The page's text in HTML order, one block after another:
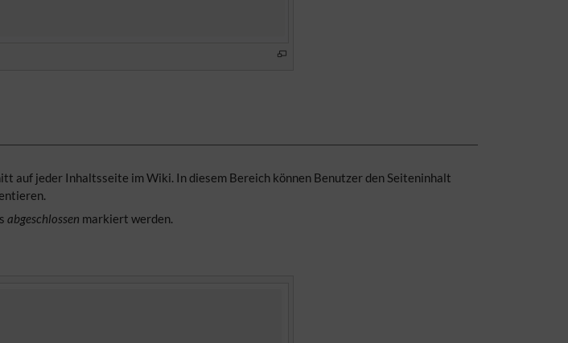
auf jeder Inhaltsseite im Wiki. In diesem Bereich können Benutzer den Seiteninhalt
abgeschlossen markiert werden.